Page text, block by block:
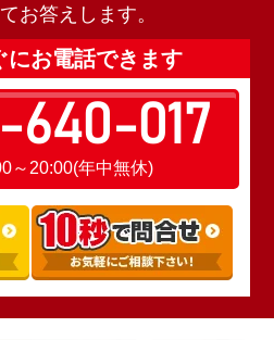
お答えします。
にお電話できます
640-017
～20:00(年中無休)